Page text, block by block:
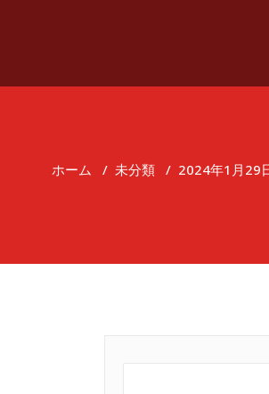
ホーム / 未分類 / 2024年1月29